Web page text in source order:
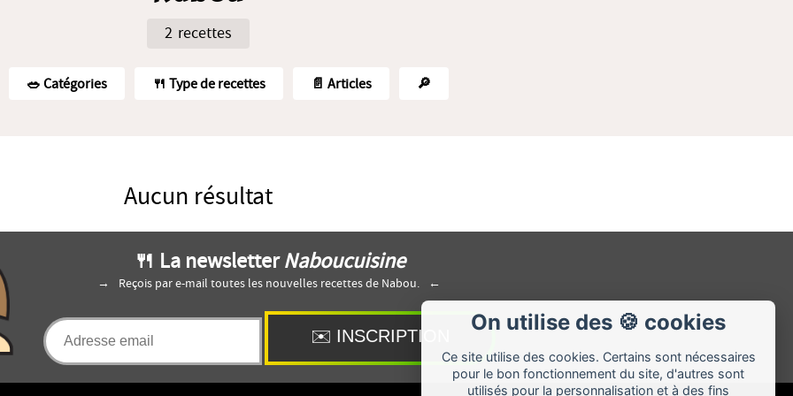
2 recettes
🥗️ Catégories 🍴 Type de recettes 📄 Articles 🔎
Aucun résultat
On utilise des 🍪 cookies
Ce site utilise des cookies. Certains sont nécessaires
pour le bon fonctionnement du site, d'autres sont
utilisés pour la personnalisation et à des fins
🍴 La newsletter Naboucuisine
Reçois par e-mail toutes les nouvelles recettes de Nabou.